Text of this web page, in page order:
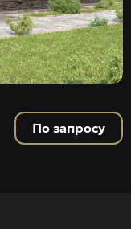
По запросу